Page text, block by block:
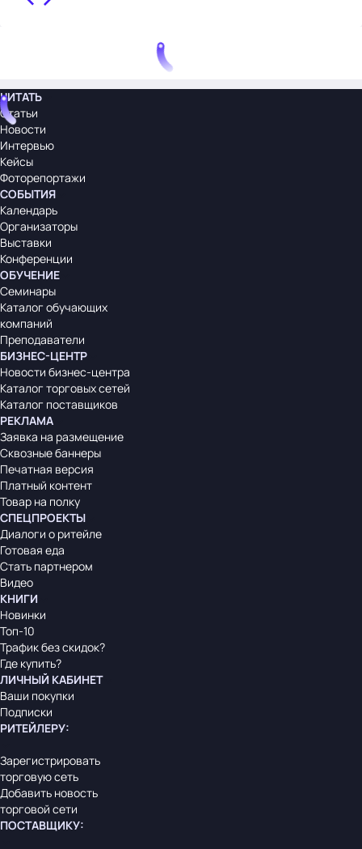
ЧИТАТЬ
Статьи
Новости
Интервью
Кейсы
Фоторепортажи
СОБЫТИЯ
Календарь
Организаторы
Выставки
Конференции
ОБУЧЕНИЕ
Семинары
Каталог обучающих
компаний
Преподаватели
БИЗНЕС-ЦЕНТР
Новости бизнес-центра
Каталог торговых сетей
Каталог поставщиков
РЕКЛАМА
Заявка на размещение
Сквозные баннеры
Печатная версия
Платный контент
Товар на полку
СПЕЦПРОЕКТЫ
Диалоги о ритейле
Готовая еда
Стать партнером
Видео
КНИГИ
Новинки
Топ-10
Трафик без скидок?
Где купить?
ЛИЧНЫЙ КАБИНЕТ
Ваши покупки
Подписки
РИТЕЙЛЕРУ:
Зарегистрировать
торговую сеть
Добавить новость
торговой сети
ПОСТАВЩИКУ: